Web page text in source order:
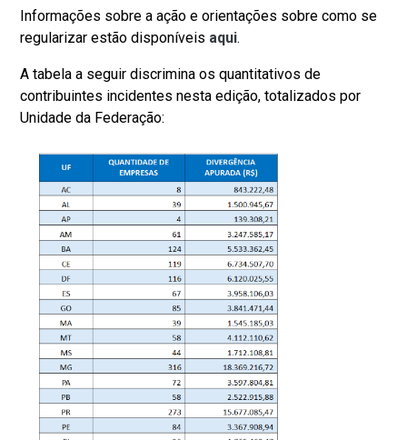
Informações sobre a ação e orientações sobre como se
regularizar estão disponíveis aqui.
A tabela a seguir discrimina os quantitativos de
contribuintes incidentes nesta edição, totalizados por
Unidade da Federação: